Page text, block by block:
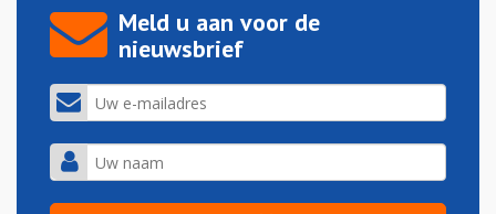
Meld u aan voor de
nieuwsbrief